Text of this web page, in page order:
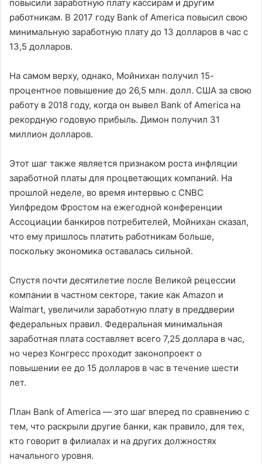
повысили заработную плату кассирам и другим
работникам. В 2017 году Bank of America повысил свою
минимальную заработную плату до 13 долларов в час с
13,5 долларов.
На самом верху, однако, Мойнихан получил 15-
процентное повышение до 26,5 млн. долл. США за свою
работу в 2018 году, когда он вывел Bank of America на
рекордную годовую прибыль. Димон получил 31
миллион долларов.
Этот шаг также является признаком роста инфляции
заработной платы для процветающих компаний. На
прошлой неделе, во время интервью с CNBC
Уилфредом Фростом на ежегодной конференции
Ассоциации банкиров потребителей, Мойнихан сказал,
что ему пришлось платить работникам больше,
поскольку экономика оставалась сильной.
Спустя почти десятилетие после Великой рецессии
компании в частном секторе, такие как Amazon и
Walmart, увеличили заработную плату в преддверии
федеральных правил. Федеральная минимальная
заработная плата составляет всего 7,25 доллара в час,
но через Конгресс проходит законопроект о
повышении ее до 15 долларов в час в течение шести
лет.
План Bank of America — это шаг вперед по сравнению с
тем, что раскрыли другие банки, как правило, для тех,
кто говорит в филиалах и на других должностях
начального уровня.